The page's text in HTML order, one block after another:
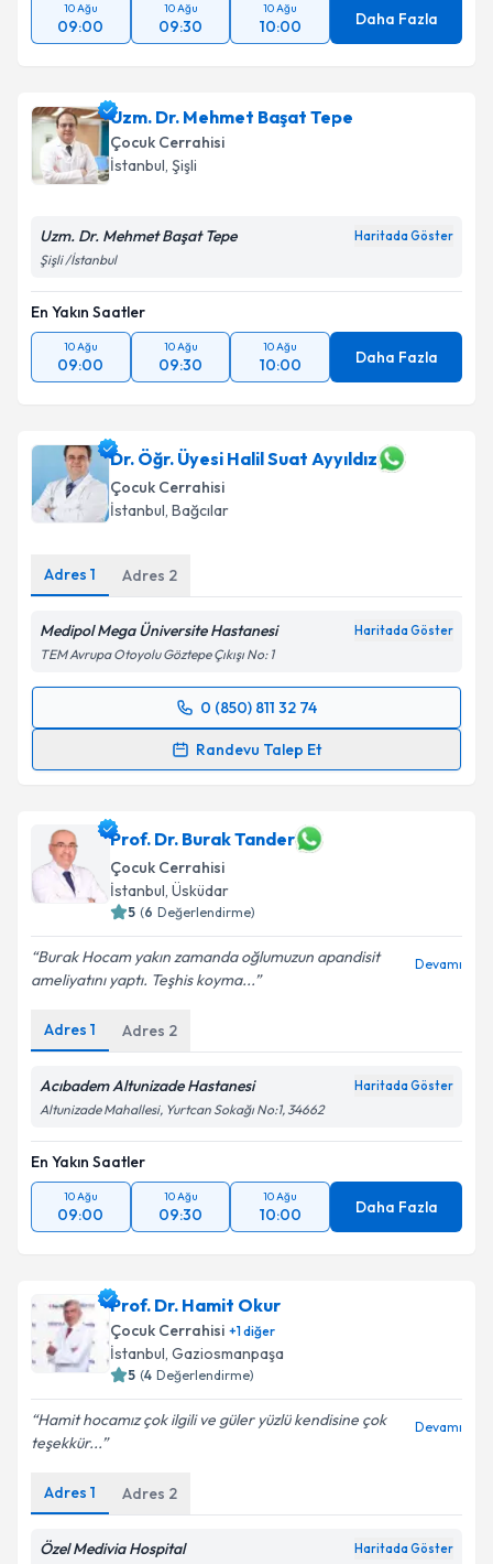
10 Ağu
09:00
10 Ağu
09:30
10 Ağu
10:00 Daha Fazla
Uzm. Dr. Mehmet Başat Tepe
Çocuk Cerrahisi
İstanbul, Şişli
Uzm. Dr. Mehmet Başat Tepe Haritada Göster
Şişli /İstanbul
En Yakın Saatler
10 Ağu
09:00
10 Ağu
09:30
10 Ağu
10:00 Daha Fazla
Dr. Öğr. Üyesi Halil Suat Ayyıldız
Çocuk Cerrahisi
İstanbul, Bağcılar
Adres 1 Adres 2
Medipol Mega Üniversite Hastanesi Haritada Göster
TEM Avrupa Otoyolu Göztepe Çıkışı No: 1
0 (850) 811 32 74
Randevu Talep Et
Randevu Takvimi Talebi
almanız için bir takvim hazırlandığında e-posta ile
bilgilendireceğiz.
E-posta Adresiniz
Metni'ni okudum ve kişisel verilerimin belirtilen
kapsamda işlenmesini kabul ediyorum.
Takvim Talebini Gönder
Prof. Dr. Burak Tander
Çocuk Cerrahisi
İstanbul, Üsküdar
5 (6 Değerlendirme)
Burak Hocam yakın zamanda oğlumuzun apandisit
ameliyatını yaptı. Teşhis koyma...
Devamı
Adres 1 Adres 2
Acıbadem Altunizade Hastanesi Haritada Göster
Altunizade Mahallesi, Yurtcan Sokağı No:1, 34662
En Yakın Saatler
10 Ağu
09:00
10 Ağu
09:30
10 Ağu
10:00 Daha Fazla
Prof. Dr. Hamit Okur
Çocuk Cerrahisi +1diğer
İstanbul, Gaziosmanpaşa
5 (4 Değerlendirme)
Hamit hocamız çok ilgili ve güler yüzlü kendisine çok
teşekkür...
Devamı
Adres 1 Adres 2
Özel Medivia Hospital Haritada Göster